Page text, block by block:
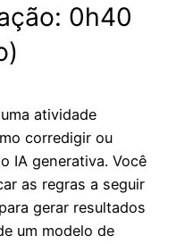
0h40
atividade
corredigir ou
IA generativa. Você
as regras a seguir
gerar resultados
um modelo de